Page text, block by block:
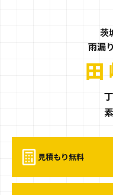
茨
雨漏
見積もり無料